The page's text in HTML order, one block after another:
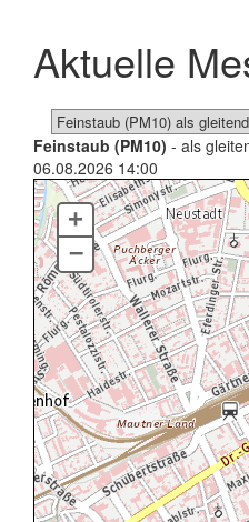
Aktuelle
Feinstaub (PM10) - als
06.08.2026 14:00
+
–